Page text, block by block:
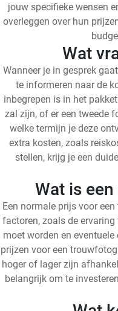
jouw specifieke wensen
overleggen over hun
Wat
Wanneer je in gesprek
te informeren naar de
inbegrepen is in het
zal zijn, of er een tweede
welke termijn je deze
extra kosten, zoals
stellen, krijg je een
Wat is
Een normale prijs voor
factoren, zoals de
moet worden en
prijzen voor een
hoger of lager zijn
belangrijk om te